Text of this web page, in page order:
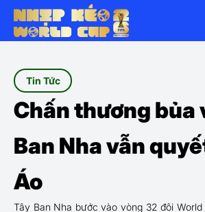
Tin Tức
Chấn thương bủa
Ban Nha vẫn
Áo
Tây Ban Nha bước vào vòng 32 đội